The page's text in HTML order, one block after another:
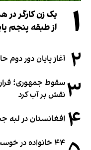
۱
یک زن کارگر در
از طبقه پنجم
۲ آغاز پایان دور دوم
۳سقوط جمهوری؛
نقش بر آب کرد
۴ افغانستان در لبه
۴۴ خانواده در